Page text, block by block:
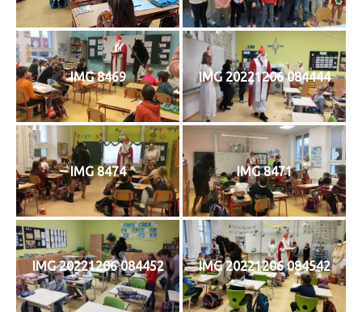
IMG 8469 IMG 20221206 084444
IMG 8474 IMG 8471
IMG 20221206 084452 IMG 20221206 084542